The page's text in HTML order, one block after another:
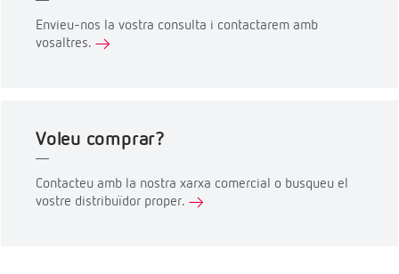
Envieu-nos la vostra consulta i contactarem amb
vosaltres.
Voleu comprar?
Contacteu amb la nostra xarxa comercial o busqueu el
vostre distribuïdor proper.